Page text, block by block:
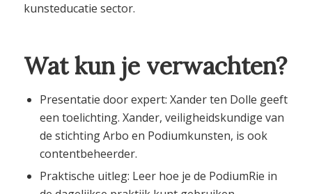
kunsteducatie sector.
Wat kun je verwachten?
Presentatie door expert: Xander ten Dolle geeft
een toelichting. Xander, veiligheidskundige van
de stichting Arbo en Podiumkunsten, is ook
contentbeheerder.
Praktische uitleg: Leer hoe je de PodiumRie in